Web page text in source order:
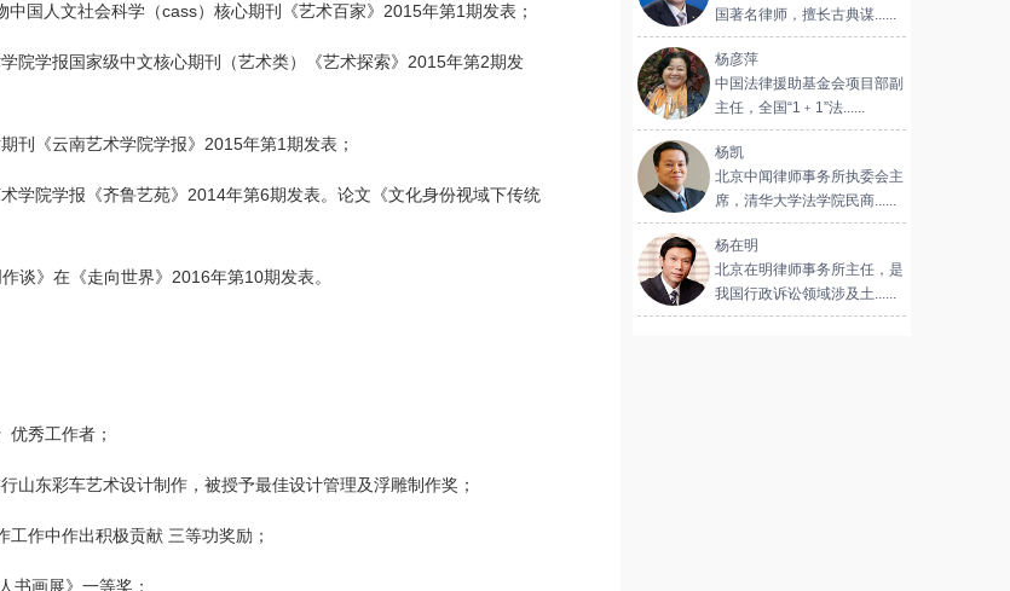
国人文社会科学（cass）核心期刊《艺术百家》2015年第1期发表；
院学报国家级中文核心期刊（艺术类）《艺术探索》2015年第2期发
刊《云南艺术学院学报》2015年第1期发表；
学院学报《齐鲁艺苑》2014年第6期发表。论文《文化身份视域下传统
谈》在《走向世界》2016年第10期发表。
秀工作者；
山东彩车艺术设计制作，被授予最佳设计管理及浮雕制作奖；
作中作出积极贡献 三等功奖励；
书画展》一等奖；
国著名律师，擅长古典谋......
杨彦萍
中国法律援助基金会项目部副
主任，全国“1﹢1”法......
杨凯
北京中闻律师事务所执委会主
席，清华大学法学院民商......
杨在明
北京在明律师事务所主任，是
我国行政诉讼领域涉及土......